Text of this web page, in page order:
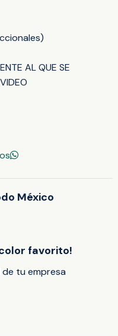
AL QUE SE
México
favorito!
de tu empresa